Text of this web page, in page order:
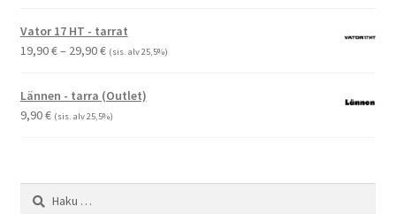
Vator 17 HT - tarrat
19,90€– 29,90€Hintaluokka:
-
29,90 €
(sis. alv 25,5%)
Lännen - tarra (Outlet)
9,90€ (sis. alv 25,5%)
Haku: